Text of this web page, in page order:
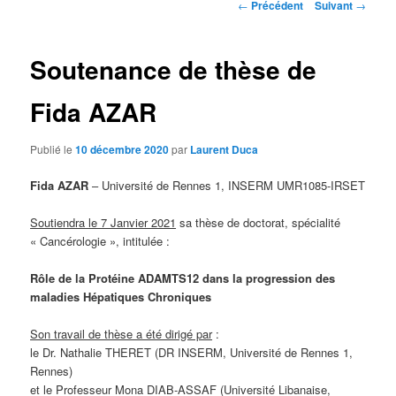
← Précédent Suivant →
Soutenance de thèse de
Fida AZAR
Publié le10 décembre 2020par Laurent Duca
Fida AZAR – Université de Rennes 1, INSERM UMR1085-IRSET
Soutiendra le 7 Janvier 2021 sa thèse de doctorat, spécialité
« Cancérologie », intitulée :
Rôle de la Protéine ADAMTS12 dans la progression des
maladiesHépatiques Chroniques
Son travail de thèse a été dirigé par:
le Dr. Nathalie THERET (DR INSERM, Université de Rennes 1,
Rennes)
et le Professeur Mona DIAB-ASSAF (Université Libanaise,